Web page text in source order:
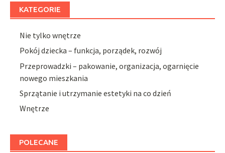
KATEGORIE
Nie tylko wnętrze
Pokój dziecka – funkcja, porządek, rozwój
Przeprowadzki – pakowanie, organizacja, ogarnięcie
nowego mieszkania
Sprzątanie i utrzymanie estetyki na co dzień
Wnętrze
POLECANE